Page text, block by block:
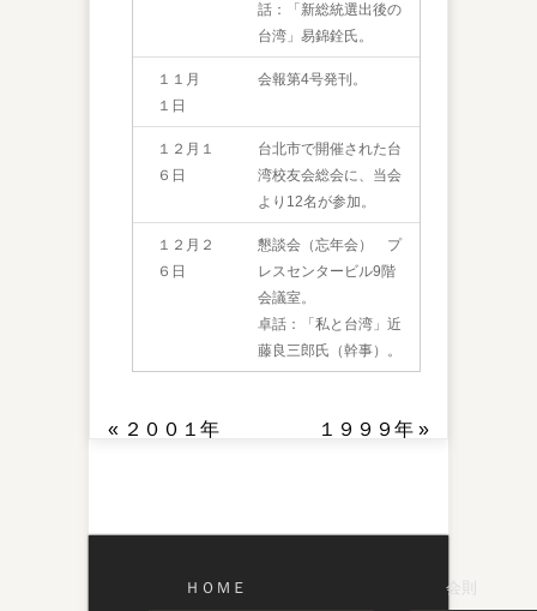
話：「新総統選出後の
台湾」易錦銓氏。
１１月
１日
会報第4号発刊。
１２月１
６日
台北市で開催された台
湾校友会総会に、当会
より12名が参加。
１２月２
６日
懇談会（忘年会） プ
レスセンタービル9階
会議室。
卓話：「私と台湾」近
藤良三郎氏（幹事）。
« ２００１年 １９９９年 »
ＨＯＭＥ 会則